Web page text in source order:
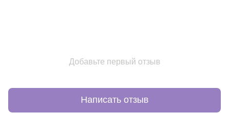
Добавьте первый отзыв
Написать отзыв